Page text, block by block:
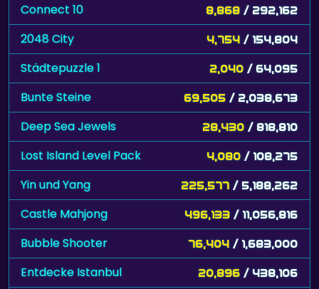
Connect 10 8,868 / 292,162
2048 City 4,754 / 154,804
Städtepuzzle 1 2,040 / 64,095
Bunte Steine 69,505 / 2,038,673
Deep Sea Jewels 28,430 / 818,810
Lost Island Level Pack 4,080 / 108,275
Yin und Yang 225,577 / 5,188,262
Castle Mahjong 496,133 / 11,056,816
Bubble Shooter 76,404 / 1,683,000
Entdecke Istanbul 20,896 / 438,106